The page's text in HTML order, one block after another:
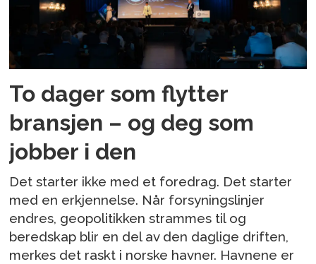
To dager som flytter
bransjen – og deg som
jobber i den
Det starter ikke med et foredrag. Det starter
med en erkjennelse. Når forsyningslinjer
endres, geopolitikken strammes til og
beredskap blir en del av den daglige driften,
merkes det raskt i norske havner. Havnene er